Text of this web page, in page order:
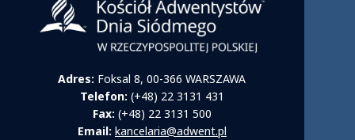
Adres: Foksal 8, 00-366 WARSZAWA
Telefon: (+48) 22 3131 431
Fax: (+48) 22 3131 500
Email: kancelaria@adwent.pl